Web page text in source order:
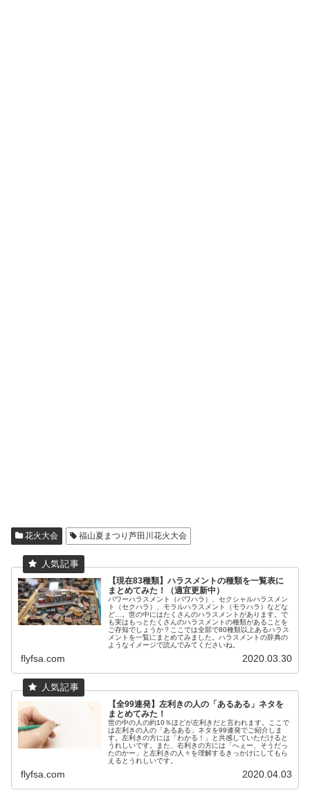
花火大会 福山夏まつり芦田川花火大会
【現在83種類】ハラスメントの種類を一覧表に
まとめてみた！（適宜更新中）
パワーハラスメント（パワハラ）、セクシャルハラスメン
ト（セクハラ）、モラルハラスメント（モラハラ）などな
ど…。世の中にはたくさんのハラスメントがあります。で
も実はもっとたくさんのハラスメントの種類があることを
ご存知でしょうか？ここでは全部で80種類以上あるハラス
メントを一覧にまとめてみました。ハラスメントの辞典の
ようなイメージで読んでみてくださいね。
flyfsa.com 2020.03.30
【全99連発】左利きの人の「あるある」ネタを
まとめてみた！
世の中の人の約10％ほどが左利きだと言われます。ここで
は左利きの人の「あるある」ネタを99連発でご紹介しま
す。左利きの方には「わかる！」と共感していただけると
うれしいです。また、右利きの方には「へぇー、そうだっ
たのかー」と左利きの人々を理解するきっかけにしてもら
えるとうれしいです。
flyfsa.com 2020.04.03